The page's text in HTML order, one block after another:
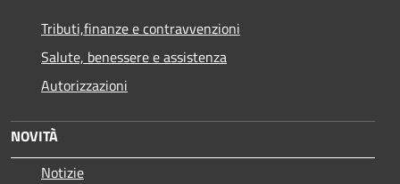
Tributi,finanze e contravvenzioni
Salute, benessere e assistenza
Autorizzazioni
NOVITÀ
Notizie